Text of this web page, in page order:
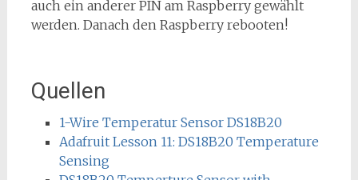
auch ein anderer PIN am Raspberry gewählt
werden. Danach den Raspberry rebooten!
Quellen
1-Wire Temperatur Sensor DS18B20
Adafruit Lesson 11: DS18B20 Temperature
Sensing